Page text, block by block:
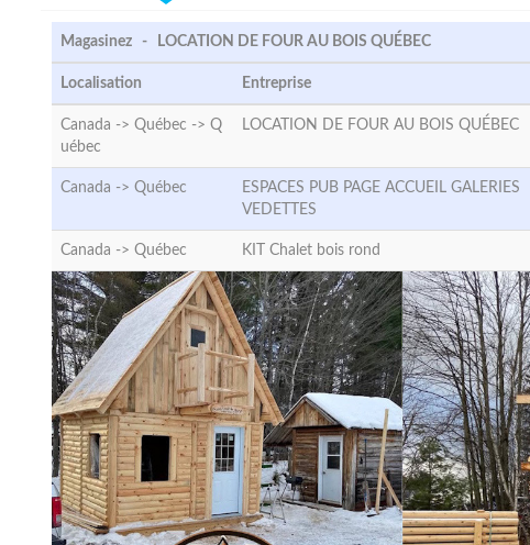
Magasinez - LOCATION DE FOUR AU BOIS QUÉBEC
Localisation Entreprise
Canada -> Québec -> Q
uébec
LOCATION DE FOUR AU BOIS QUÉBEC
Canada -> Québec
ESPACES PUB PAGE ACCUEIL GALERIES
VEDETTES
Canada -> Québec KIT Chalet bois rond